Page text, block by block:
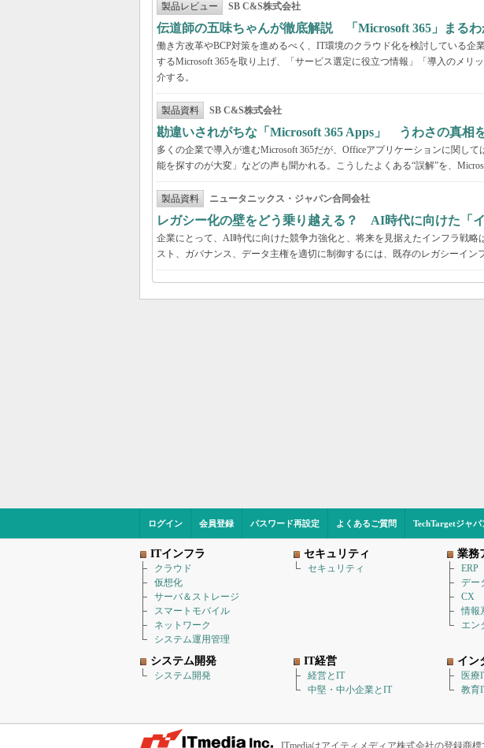
製品レビュー SB C&S株式会社
伝道師の五味ちゃんが徹底解説 「Microsoft 365」まるわ
働き方改革やBCP対策を進めるべく、IT環境のクラウド化を検討している企
するMicrosoft 365を取り上げ、「サービス選定に役立つ情報」「導入のメリ
介する。
製品資料 SB C&S株式会社
勘違いされがちな「Microsoft 365 Apps」 うわさの真相
多くの企業で導入が進むMicrosoft 365だが、Officeアプリケーションに関し
能を探すのが大変」などの声も聞かれる。こうしたよくある“誤解”を、
製品資料 ニュータニックス・ジャパン合同会社
レガシー化の壁をどう乗り越える？ AI時代に向けた「
企業にとって、AI時代に向けた競争力強化と、将来を見据えたインフラ戦略
スト、ガバナンス、データ主権を適切に制御するには、既存のレガシーイン
ログイン 会員登録 パスワード再設定 よくあるご質問 TechTargetジャパ
ITインフラ
クラウド
仮想化
サーバ＆ストレージ
スマートモバイル
ネットワーク
システム運用管理
セキュリティ
セキュリティ
業務
ERP
デー
CX
情報
エン
システム開発
システム開発
IT経営
経営とIT
中堅・中小企業とIT
イン
医療
教育
ITmediaはアイティメディア株式会社の登録商標